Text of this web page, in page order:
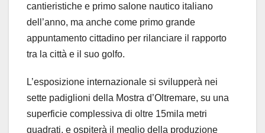
cantieristiche e primo salone nautico italiano
dell’anno, ma anche come primo grande
appuntamento cittadino per rilanciare il rapporto
tra la città e il suo golfo.
L’esposizione internazionale si svilupperà nei
sette padiglioni della Mostra d’Oltremare, su una
superficie complessiva di oltre 15mila metri
quadrati, e ospiterà il meglio della produzione